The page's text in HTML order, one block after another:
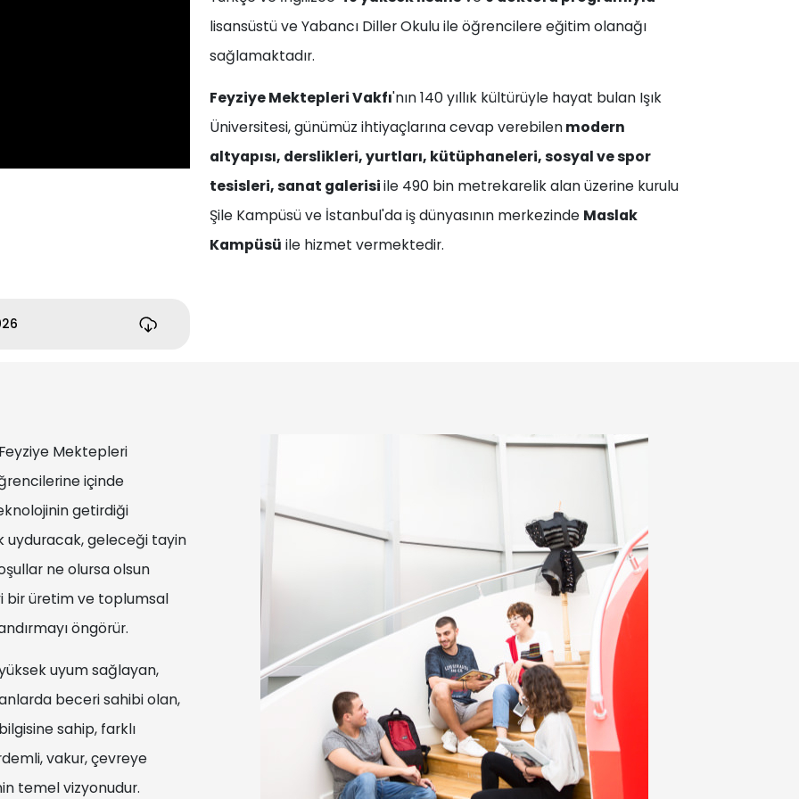
lisansüstü ve Yabancı Diller Okulu ile öğrencilere eğitim olanağı
sağlamaktadır.
Feyziye Mektepleri Vakfı'nın 140 yıllık kültürüyle hayat bulan Işık
Üniversitesi, günümüz ihtiyaçlarına cevap verebilenmodern
altyapısı, derslikleri, yurtları, kütüphaneleri, sosyal ve spor
tesisleri, sanat galerisiile 490 bin metrekarelik alan üzerine kurulu
Şile Kampüsü ve İstanbul'da iş dünyasının merkezinde Maslak
Kampüsü ile hizmet vermektedir.
Mektepleri
içinde
getirdiği
uyduracak, geleceği tayin
ne olursa olsun
bir üretim ve toplumsal
öngörür.
uyum sağlayan,
beceri sahibi olan,
sahip, farklı
vakur, çevreye
temel vizyonudur.